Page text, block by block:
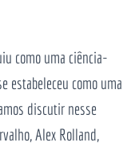
como uma ciência-
estabeleceu como uma
discutir nesse
Alex Rolland,